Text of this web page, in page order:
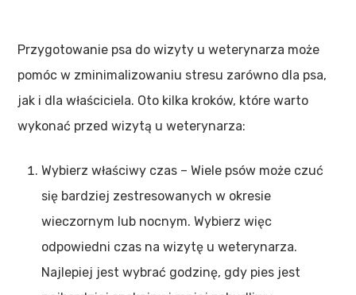
Przygotowanie psa do wizyty u weterynarza może
pomóc w zminimalizowaniu stresu zarówno dla psa,
jak i dla właściciela. Oto kilka kroków, które warto
wykonać przed wizytą u weterynarza:
Wybierz właściwy czas – Wiele psów może czuć
się bardziej zestresowanych w okresie
wieczornym lub nocnym. Wybierz więc
odpowiedni czas na wizytę u weterynarza.
Najlepiej jest wybrać godzinę, gdy pies jest